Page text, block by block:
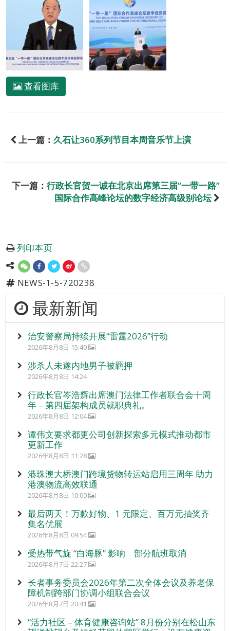
查看图库
上一篇： 久石让360系列节目本周音乐节上演
下一篇： 行政长官贺一诚在北京出席第三届“一带一路”
国际合作高峰论坛的数字经济高级别论坛
列印本页
NEWS-1-5-720238
最新新闻
治安警察局持续开展“雷霆2026”行动
2026年8月8日 15:40
涉杀人未遂内地男子被羁押
2026年8月8日 14:24
行政长官岑浩辉出席澳门法律工作者联合会十周
年 – 第四届架构成员就职典礼。
2026年8月8日 12:04
谭伟文要求都更公司创新探索多元模式推动都市
更新工作
2026年8月8日 11:28
港珠澳大桥澳门跨境货物转运站启用三周年 助力
港澳物流高效联通
2026年8月8日 10:00
最后两天！万款好物、1 元限定、百万元抽奖齐
集名优展
2026年8月8日 09:54
受热带气旋 “白海豚” 影响 部分航班取消
2026年8月7日 22:27
长者事务委员会2026年第二次全体会议及养老保
障机制跨部门协调小组联合会议
2026年8月7日 20:41
“活力社区 – 体育健康咨询站” 8月份分别在松山东